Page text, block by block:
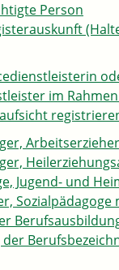
Person
im
Jugend- und
Sozialpädagoge